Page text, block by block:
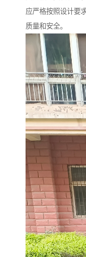
应严格按照设计要
质量和安全。